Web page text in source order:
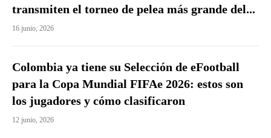
transmiten el torneo de pelea más grande del...
16 junio, 2026
Colombia ya tiene su Selección de eFootball
para la Copa Mundial FIFAe 2026: estos son
los jugadores y cómo clasificaron
12 junio, 2026